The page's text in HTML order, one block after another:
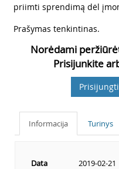
priimti sprendimą dėl
Prašymas tenkintinas.
Norėdami
Prisijunkite
Prisijungti
Informacija Turinys
Data
2019-02-21